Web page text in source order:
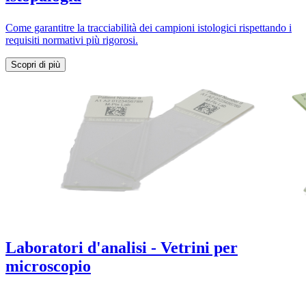
Come garantitre la tracciabilità dei campioni istologici rispettando i
requisiti normativi più rigorosi.
Scopri di più
Laboratori d'analisi - Vetrini per
microscopio